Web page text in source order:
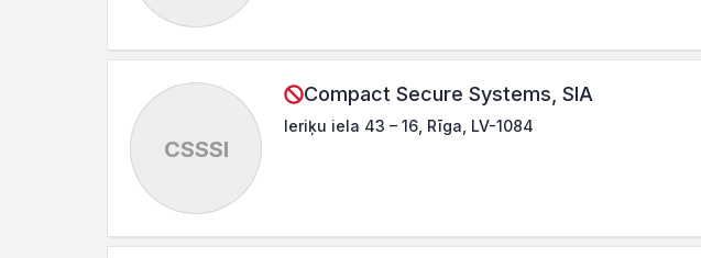
CSSSI
Compact Secure Systems, SIA
Ieriķu iela 43 – 16, Rīga, LV-1084